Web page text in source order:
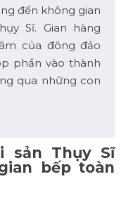
đến không gian
Sĩ. Gian hàng
của đông đảo
phần vào thành
qua những con
sản Thụy Sĩ
bếp toàn